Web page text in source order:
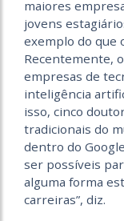
maiores
jovens
exemplo do que
Recentemente,
empresas de
inteligência
isso, cinco
tradicionais do
dentro do
ser possíveis
alguma forma
carreiras”, diz.